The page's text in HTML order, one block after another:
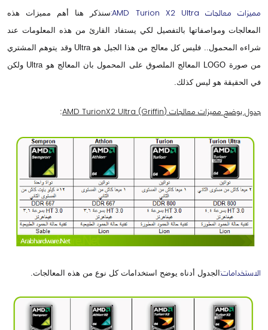
مميزات معالجات AMD Turion X2 Ultra:
سنذكر هنا أهم مميزات هذه
المعالجات ومواصفاتها بالتفصيل لكي يستفاد القارئ من هذه المعلومات عند
شراءه المحمول.. فليس كل معالج من هذا الجيل هو Ultra وقد يتوهم المشتري
من صورة LOGO المعالج الملصوق على المحمول بان المعالج هو Ultra ولكن
في الحقيقة هو ليس كذلك.
جدول يوضح مميزات معالجات (AMD TurionX2 Ultra (Griffin :
الاستخدامات:الجدول أدناه يوضح استخدامات كل نوع من هذه المعالجات.